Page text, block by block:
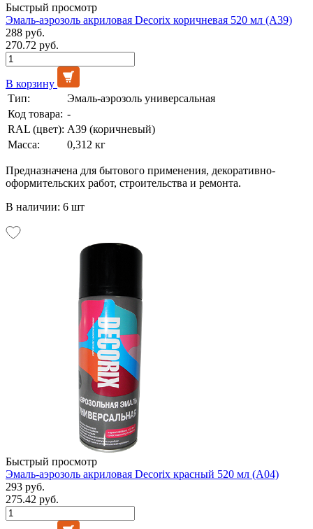
Быстрый просмотр
Эмаль-аэрозоль акриловая Decorix коричневая 520 мл (А39)
288 руб.
270.72 руб.
В корзину
Тип:
Эмаль-аэрозоль универсальная
Код товара: -
RAL (цвет): А39 (коричневый)
Масса:
0,312 кг
Предназначена для бытового применения, декоративно-
оформительских работ, строительства и ремонта.
В наличии: 6 шт
Быстрый просмотр
Эмаль-аэрозоль акриловая Decorix красный 520 мл (А04)
293 руб.
275.42 руб.